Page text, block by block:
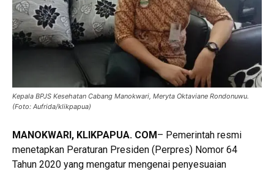
Kepala BPJS Kesehatan Cabang Manokwari, Meryta Oktaviane Rondonuwu.
(Foto: Aufrida/klikpapua)
MANOKWARI, KLIKPAPUA. COM– Pemerintah resmi
menetapkan Peraturan Presiden (Perpres) Nomor 64
Tahun 2020 yang mengatur mengenai penyesuaian